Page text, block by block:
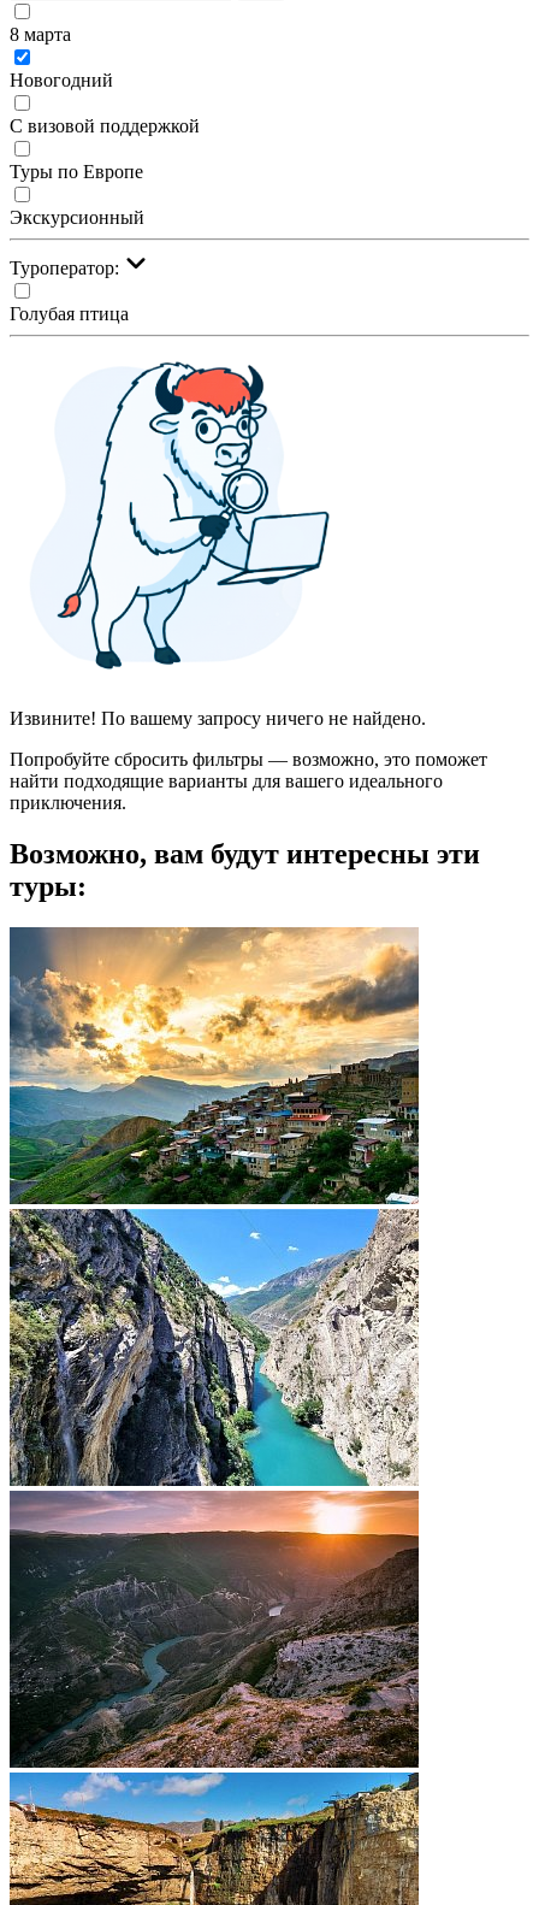
8 марта
Новогодний
С визовой поддержкой
Туры по Европе
Экскурсионный
Туроператор:
Голубая птица
Извините! По вашему запросу ничего не найдено.
Попробуйте сбросить фильтры — возможно, это поможет
найти подходящие варианты для вашего идеального
приключения.
Возможно, вам будут интересны эти
туры: